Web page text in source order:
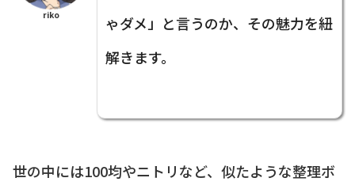
riko
ゃダメ」と言うのか、その魅力を紐
解きます。
世の中には100均やニトリなど、似たような整理ボ